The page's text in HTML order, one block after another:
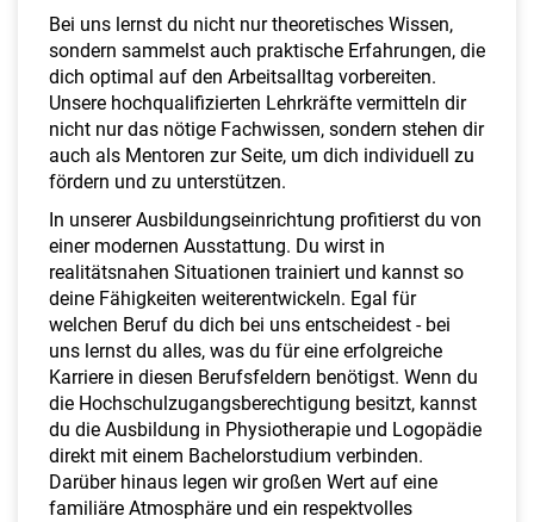
Bei uns lernst du nicht nur theoretisches Wissen,
sondern sammelst auch praktische Erfahrungen, die
dich optimal auf den Arbeitsalltag vorbereiten.
Unsere hochqualifizierten Lehrkräfte vermitteln dir
nicht nur das nötige Fachwissen, sondern stehen dir
auch als Mentoren zur Seite, um dich individuell zu
fördern und zu unterstützen.
In unserer Ausbildungseinrichtung profitierst du von
einer modernen Ausstattung. Du wirst in
realitätsnahen Situationen trainiert und kannst so
deine Fähigkeiten weiterentwickeln. Egal für
welchen Beruf du dich bei uns entscheidest - bei
uns lernst du alles, was du für eine erfolgreiche
Karriere in diesen Berufsfeldern benötigst. Wenn du
die Hochschulzugangsberechtigung besitzt, kannst
du die Ausbildung in Physiotherapie und Logopädie
direkt mit einem Bachelorstudium verbinden.
Darüber hinaus legen wir großen Wert auf eine
familiäre Atmosphäre und ein respektvolles